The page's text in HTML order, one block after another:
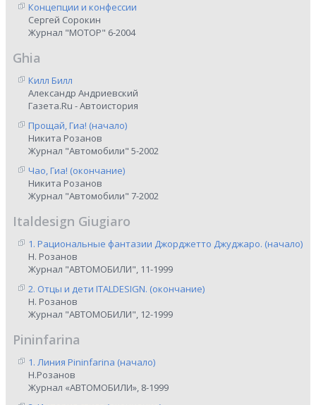
Концепции и конфессии
Сергей Сорокин
Журнал "МОТОР" 6-2004
Ghia
Килл Билл
Александр Андриевский
Газета.Ru - Автоистория
Прощай, Гиа! (начало)
Никита Розанов
Журнал "Автомобили" 5-2002
Чао, Гиа! (окончание)
Никита Розанов
Журнал "Автомобили" 7-2002
Italdesign Giugiaro
1. Рациональные фантазии Джорджетто Джуджаро. (начало)
Н. Розанов
Журнал "АВТОМОБИЛИ", 11-1999
2. Отцы и дети ITALDESIGN. (окончание)
Н. Розанов
Журнал "АВТОМОБИЛИ", 12-1999
Pininfarina
1. Линия Pininfarina (начало)
Н.Розанов
Журнал «АВТОМОБИЛИ», 8-1999